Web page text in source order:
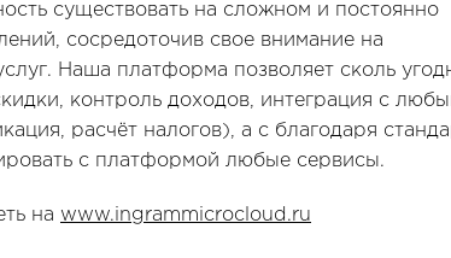
существовать на сложном и постоянно
сосредоточив свое внимание на
Наша платформа позволяет сколь
контроль доходов, интеграция с
расчёт налогов), а с благодаря
с платформой любые сервисы.
на www.ingrammicrocloud.ru